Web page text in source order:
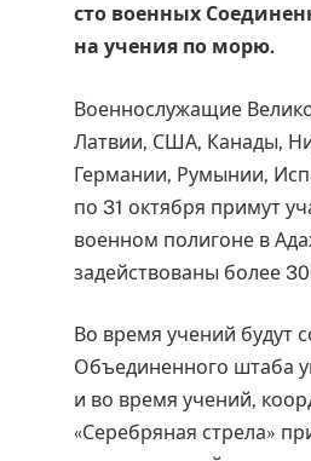
сто военных
на учения по морю.
Военнослужащие
Латвии, США, Канады,
Германии, Румынии,
по 31 октября примут
военном полигоне в
задействованы более
Во время учений будут
Объединенного штаба
и во время учений,
«Серебряная стрела»